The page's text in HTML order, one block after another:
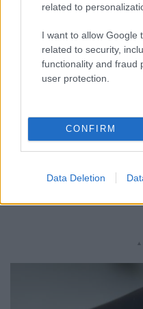
related to
I want to allow Google
related to security,
functionality and fraud
user protection.
CONFIRM
Data Deletion